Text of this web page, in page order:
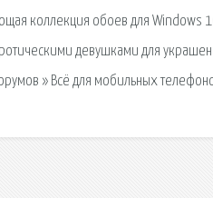
коллекция обоев для Windows
девушками для
» Всё для мобильных